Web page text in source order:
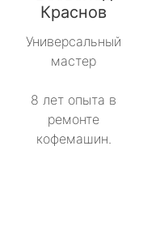
Краснов
Универсальный
мастер
8 лет опыта в
ремонте
кофемашин.